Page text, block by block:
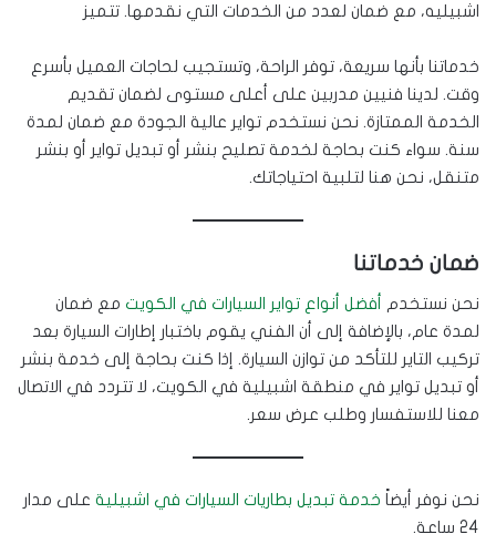
اشبيليه، مع ضمان لعدد من الخدمات التي نقدمها. تتميز
خدماتنا بأنها سريعة، توفر الراحة، وتستجيب لحاجات العميل بأسرع
وقت. لدينا فنيين مدربين على أعلى مستوى لضمان تقديم
الخدمة الممتازة. نحن نستخدم تواير عالية الجودة مع ضمان لمدة
سنة. سواء كنت بحاجة لخدمة تصليح بنشر أو تبديل تواير أو بنشر
متنقل، نحن هنا لتلبية احتياجاتك.
ضمان خدماتنا
نحن نستخدم أفضل أنواع تواير السيارات في الكويت مع ضمان
لمدة عام، بالإضافة إلى أن الفني يقوم باختبار إطارات السيارة بعد
تركيب التاير للتأكد من توازن السيارة. إذا كنت بحاجة إلى خدمة بنشر
أو تبديل تواير في منطقة اشبيلية في الكويت، لا تتردد في الاتصال
معنا للاستفسار وطلب عرض سعر.
نحن نوفر أيضاً خدمة تبديل بطاريات السيارات في اشبيلية على مدار
24 ساعة.